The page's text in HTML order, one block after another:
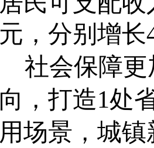
元，分别增长
社会保障更
向，打造1处
用场景，城